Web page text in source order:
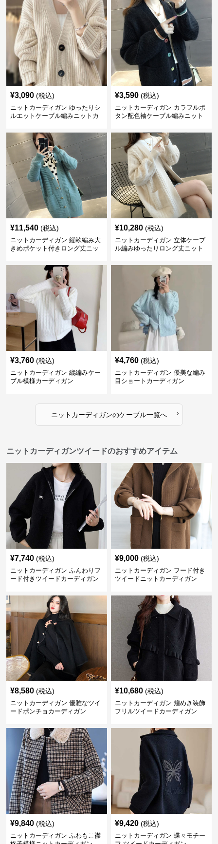
¥3,090 (税込)
ニットカーディガン ゆったりシ
ルエットケーブル編みニットカ
¥3,590 (税込)
ニットカーディガン カラフルボ
タン配色袖ケーブル編みニット
¥11,540 (税込)
ニットカーディガン 縦畝編み大
きめポケット付きロング丈ニッ
¥10,280 (税込)
ニットカーディガン 立体ケーブ
ル編みゆったりロング丈ニット
¥3,760 (税込)
ニットカーディガン 縦編みケー
ブル模様カーディガン
¥4,760 (税込)
ニットカーディガン 優美な編み
目ショートカーディガン
ニットカーディガンのケーブル一覧へ ›
ニットカーディガンツイードのおすすめアイテム
¥7,740 (税込)
ニットカーディガン ふんわりフ
ード付きツイードカーディガン
¥9,000 (税込)
ニットカーディガン フード付き
ツイードニットカーディガン
¥8,580 (税込)
ニットカーディガン 優雅なツイ
ードポンチョカーディガン
¥10,680 (税込)
ニットカーディガン 煌めき装飾
フリルツイードカーディガン
¥9,840 (税込)
ニットカーディガン ふわもこ襟
¥9,420 (税込)
ニットカーディガン 蝶々モチー